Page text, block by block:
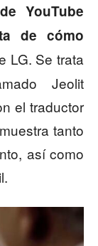
YouTube
de cómo
LG. Se trata
Jeolit
el traductor
tanto
así como